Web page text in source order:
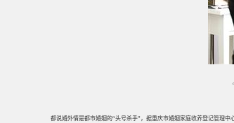
都说婚外情是都市婚姻的“头号杀手”，据重庆市婚姻家庭收养登记管理中